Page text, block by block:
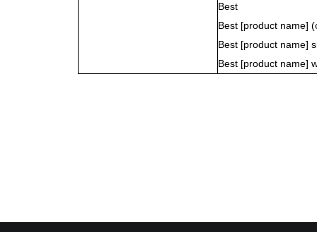
Best
Best [product name]
Best [product name]
Best [product name]